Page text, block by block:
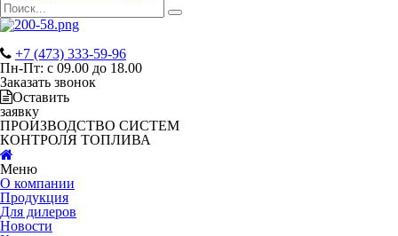
+7 (473) 333-59-96
Пн-Пт: с 09.00 до 18.00
Заказать звонок
Оставить
заявку
ПРОИЗВОДСТВО СИСТЕМ
КОНТРОЛЯ ТОПЛИВА
Меню
О компании
Продукция
Для дилеров
Новости